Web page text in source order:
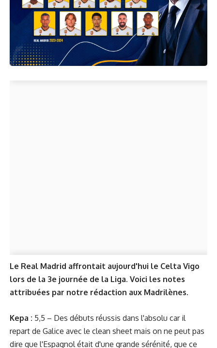
Le Real Madrid affrontait aujourd'hui le Celta Vigo
lors de la 3e journée de la Liga. Voici les notes
attribuées par notre rédaction aux Madrilènes.
Kepa : 5,5 – Des débuts réussis dans l'absolu car il
repart de Galice avec le clean sheet mais on ne peut pas
dire que l'Espagnol était d'une grande sérénité, que ce